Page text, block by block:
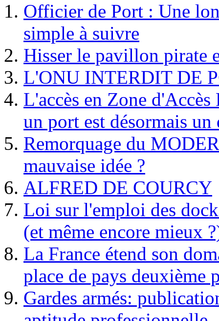
Officier de Port : Une
simple à suivre
Hisser le pavillon pirate
L'ONU INTERDIT DE
L'accès en Zone
un port est désormais un
Remorquage du
mauvaise idée ?
ALFRED DE COURCY
Loi sur l'emploi des
(et même encore mieux
La France étend son
place de pays deuxième
Gardes armés: